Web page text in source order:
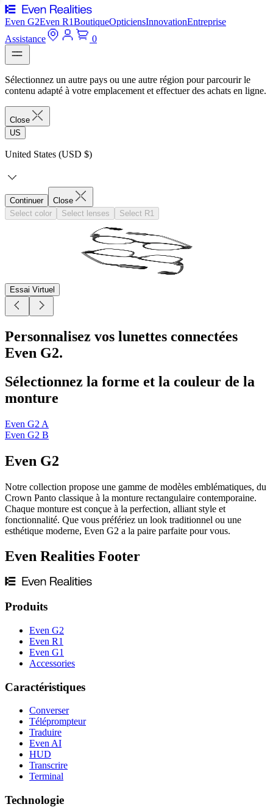
Even G2Even R1BoutiqueOpticiensInnovationEntreprise
Assistance
0
Sélectionnez un autre pays ou une autre région pour parcourir le
contenu adapté à votre emplacement et effectuer des achats en ligne.
Close
US
United States (USD $)
Continuer
Close
Select color
Select lenses Select R1
Essai Virtuel
Personnalisez vos lunettes connectées
Even G2.
Sélectionnez la forme et la couleur de la
monture
Even G2 A
Even G2 B
Even G2
Notre collection propose une gamme de modèles emblématiques, du
Crown Panto classique à la monture rectangulaire contemporaine.
Chaque monture est conçue à la perfection, alliant style et
fonctionnalité. Que vous préfériez un look traditionnel ou une
esthétique moderne, Even G2 a la paire parfaite pour vous.
Even Realities Footer
Produits
Even G2
Even R1
Even G1
Accessories
Caractéristiques
Converser
Téléprompteur
Traduire
Even AI
HUD
Transcrire
Terminal
Technologie